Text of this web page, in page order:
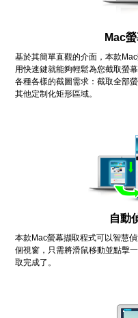
Mac
基於其簡單直觀的介面，本款
用快速鍵就能夠輕鬆為您截取螢
各種各樣的截圖需求：截取全部
其他定制化矩形區域。
自動
本款Mac螢幕擷取程式可以智慧
個視窗，只需將滑鼠移動並點擊
取完成了。